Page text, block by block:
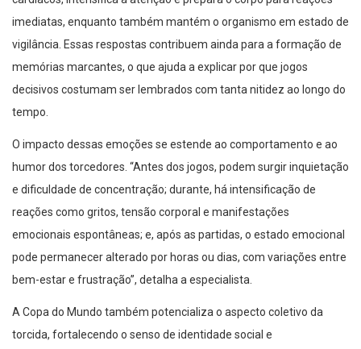
imediatas, enquanto também mantém o organismo em estado de
vigilância. Essas respostas contribuem ainda para a formação de
memórias marcantes, o que ajuda a explicar por que jogos
decisivos costumam ser lembrados com tanta nitidez ao longo do
tempo.
O impacto dessas emoções se estende ao comportamento e ao
humor dos torcedores. “Antes dos jogos, podem surgir inquietação
e dificuldade de concentração; durante, há intensificação de
reações como gritos, tensão corporal e manifestações
emocionais espontâneas; e, após as partidas, o estado emocional
pode permanecer alterado por horas ou dias, com variações entre
bem-estar e frustração”, detalha a especialista.
A Copa do Mundo também potencializa o aspecto coletivo da
torcida, fortalecendo o senso de identidade social e